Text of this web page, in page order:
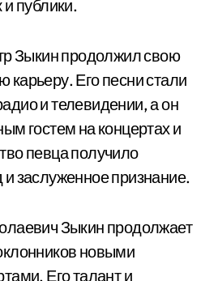
и публики.
Зыкин продолжил свою
Его песни стали
и телевидении, а он
гостем на концертах и
певца получило
заслуженное признание.
Зыкин продолжает
новыми
Его талант и